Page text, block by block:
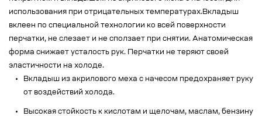
использования при отрицательных температурах.Вкладыш
вклеен по специальной технологии ко всей поверхности
перчатки, не слезает и не сползает при снятии. Анатомическая
форма снижает усталость рук. Перчатки не теряют своей
эластичности на холоде.
Вкладыш из акрилового меха с начесом предохраняет руку
от воздействий холода.
Высокая стойкость к кислотам и щелочам, маслам, бензину